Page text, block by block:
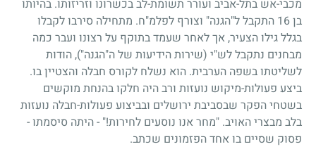
מכבי-אש בתל-אביב ועורר תשומת-לב בכשרונו וזריזותו. בהיותו
בן16 התקבל ל"הגנה" וצורף לפלמ"ח. מתחילה סירבו לקבלו
בגלל גילו הצעיר, אך לאחר שעמד בתוקף על רצונו ועבר כמה
מבחנים נתקבל לש"י (שירות הידיעות של ה"הגנה"), הודות
לשליטתו בשפה הערבית. הוא נשלח לקורס חבלה והצטיין בו.
ביצע פעולות-מיקוש נועזות ורב היה חלקו בהנחת מוקשים
בשטחי הפקר שבסביבת ירושלים ובביצוע פעולות-חבלה נועזות
בלב מבצרי האויב. "מחר אנו נוסעים לחירות!" - היתה סיסמתו -
פסוק שסיים בו אחד הפזמונים שכתב.